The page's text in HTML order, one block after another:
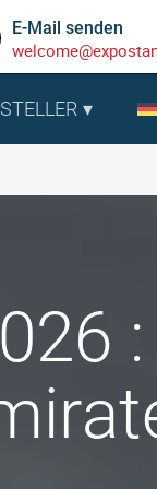
E-Mail senden
: